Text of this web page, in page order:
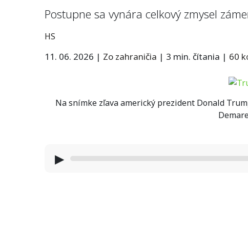
Postupne sa vynára celkový zmysel
HS
11. 06. 2026 | Zo zahraničia | 3 min. čítania | 60
Na snímke zľava americký prezident Donald
▶